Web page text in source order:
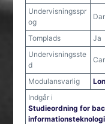
Undervisningsspr
og
Tomplads
Ja
Undervisningsste
d
Modulansvarlig
Indgår i
Studieordning for